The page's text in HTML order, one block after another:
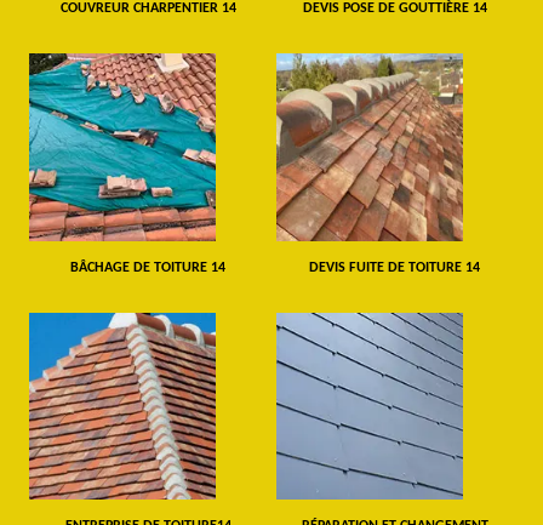
COUVREUR CHARPENTIER 14 DEVIS POSE DE GOUTTIÈRE 14
BÂCHAGE DE TOITURE 14 DEVIS FUITE DE TOITURE 14